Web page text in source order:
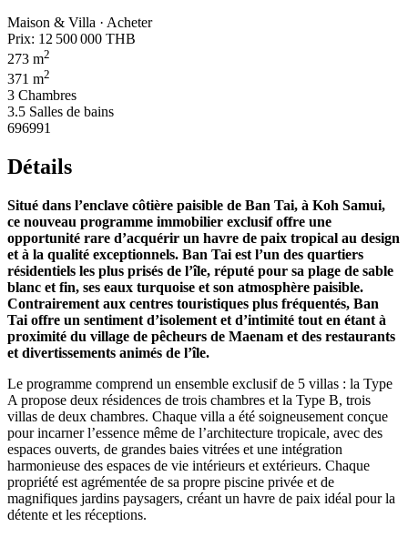
Maison & Villa · Acheter
Prix: 12 500 000 THB
273 m2
371 m2
3 Chambres
3.5 Salles de bains
696991
Détails
Situé dans l’enclave côtière paisible de Ban Tai, à Koh Samui,
ce nouveau programme immobilier exclusif offre une
opportunité rare d’acquérir un havre de paix tropical au design
et à la qualité exceptionnels. Ban Tai est l’un des quartiers
résidentiels les plus prisés de l’île, réputé pour sa plage de sable
blanc et fin, ses eaux turquoise et son atmosphère paisible.
Contrairement aux centres touristiques plus fréquentés, Ban
Tai offre un sentiment d’isolement et d’intimité tout en étant à
proximité du village de pêcheurs de Maenam et des restaurants
et divertissements animés de l’île.
Le programme comprend un ensemble exclusif de 5 villas : la Type
A propose deux résidences de trois chambres et la Type B, trois
villas de deux chambres. Chaque villa a été soigneusement conçue
pour incarner l’essence même de l’architecture tropicale, avec des
espaces ouverts, de grandes baies vitrées et une intégration
harmonieuse des espaces de vie intérieurs et extérieurs. Chaque
propriété est agrémentée de sa propre piscine privée et de
magnifiques jardins paysagers, créant un havre de paix idéal pour la
détente et les réceptions.